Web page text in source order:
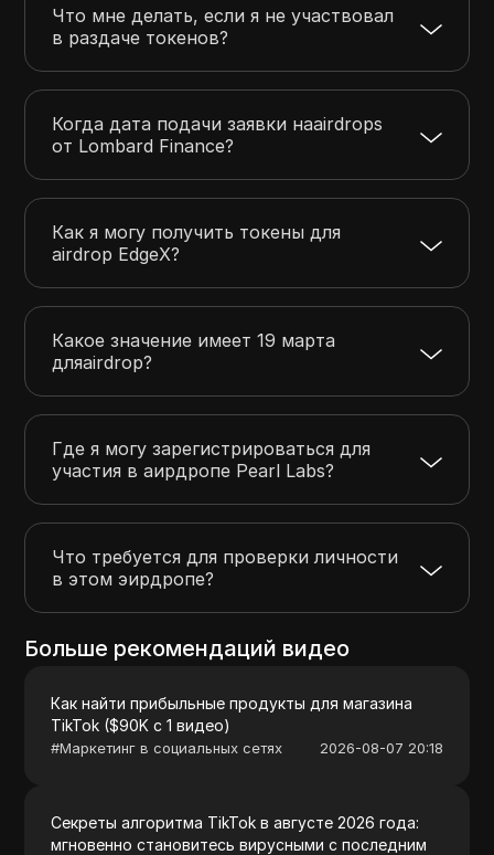
Что мне делать, если я не участвовал
в раздаче токенов?
Когда дата подачи заявки наairdrops
от Lombard Finance?
Как я могу получить токены для
airdrop EdgeX?
Какое значение имеет 19 марта
дляairdrop?
Где я могу зарегистрироваться для
участия в аирдропе Pearl Labs?
Что требуется для проверки личности
в этом эирдропе?
Больше рекомендаций видео
Как найти прибыльные продукты для магазина
TikTok ($90K с 1 видео)
#Маркетинг в социальных сетях 2026-08-07 20:18
Секреты алгоритма TikTok в августе 2026 года:
мгновенно становитесь вирусными с последним